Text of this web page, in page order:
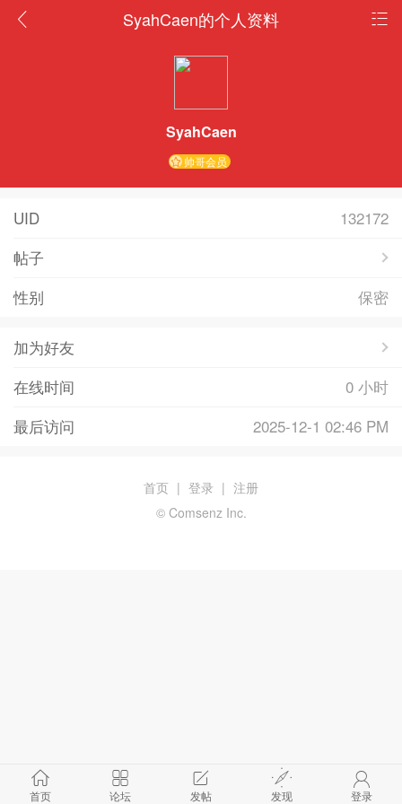
SyahCaen的个人资料
SyahCaen
帅哥会员
UID
132172
帖子
性别
保密
加为好友
在线时间
0 小时
最后访问
2025-12-1 02:46 PM
首页 论坛 发帖 发现 登录
首页 | 登录 | 注册
© Comsenz Inc.